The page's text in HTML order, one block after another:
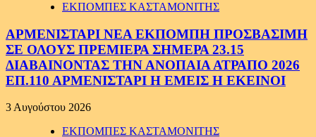
ΕΚΠΟΜΠΕΣ ΚΑΣΤΑΜΟΝΙΤΗΣ
ΑΡΜΕΝΙΣΤΑΡΙ ΝΕΑ ΕΚΠΟΜΠΗ ΠΡΟΣΒΑΣΙΜΗ
ΣΕ ΟΛΟΥΣ ΠΡΕΜΙΕΡΑ ΣΗΜΕΡΑ 23.15
ΔΙΑΒΑΙΝΟΝΤΑΣ ΤΗΝ ΑΝΟΠΑΙΑ ΑΤΡΑΠΟ 2026
ΕΠ.110 ΑΡΜΕΝΙΣΤΑΡΙ Η ΕΜΕΙΣ Η ΕΚΕΙΝΟΙ
3 Αυγούστου 2026
ΕΚΠΟΜΠΕΣ ΚΑΣΤΑΜΟΝΙΤΗΣ